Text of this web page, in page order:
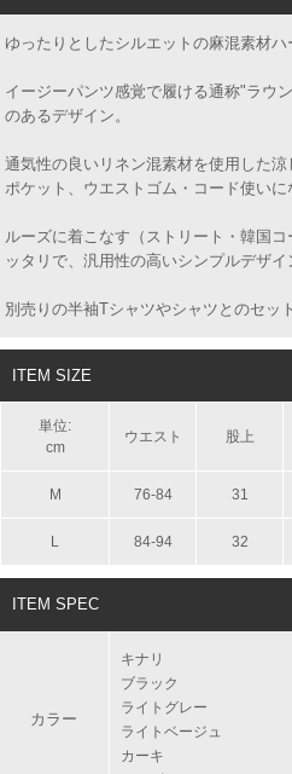
ゆったりとしたシルエットの麻混素材ハ
イージーパンツ感覚で履ける通称"ラウ
のあるデザイン。
通気性の良いリネン混素材を使用した
ポケット、ウエストゴム・コード使いに
ルーズに着こなす（ストリート・韓国
ッタリで、汎用性の高いシンプルデザイ
別売りの半袖Tシャツやシャツとのセッ
ITEM SIZE
単位:
cm
ウエスト 股上
M 76-84 31
L 84-94 32
ITEM SPEC
カラー
キナリ
ブラック
ライトグレー
ライトベージュ
カーキ